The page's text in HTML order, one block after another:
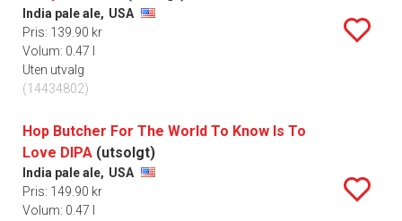
India pale ale, USA
Pris: 139.90 kr
Volum: 0.47 l
Uten utvalg
(14434802)
Hop Butcher For The World To Know Is To
Love DIPA (utsolgt)
India pale ale, USA
Pris: 149.90 kr
Volum: 0.47 l